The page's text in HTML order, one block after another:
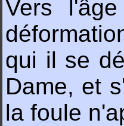
Vers
qui il se
Dame, et
la foule